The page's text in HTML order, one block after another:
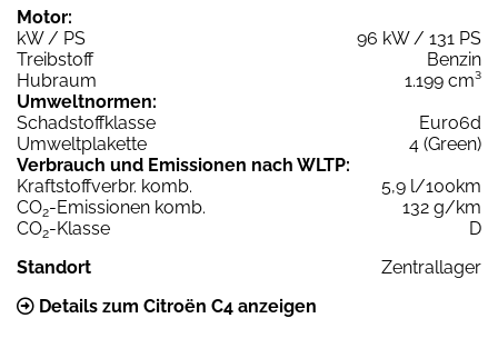
Motor:
kW / PS
96 kW / 131 PS
Treibstoff
Benzin
Hubraum
1.199 cm³
Umweltnormen:
Schadstoffklasse
Euro6d
Umweltplakette
4 (Green)
Verbrauch und Emissionen nach WLTP:
Kraftstoffverbr. komb.
5,9 l/100km
CO2-Emissionen komb.
132 g/km
CO2-Klasse
D
Standort
Zentrallager
Details zum Citroën C4 anzeigen